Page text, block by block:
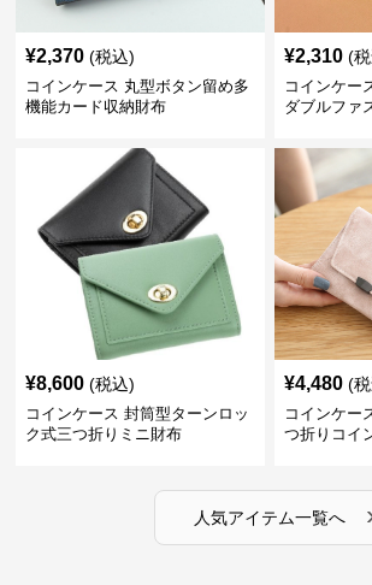
¥2,370 (税込)
コインケース 丸型ボタン留め多
機能カード収納財布
¥2,310 (
コインケー
ダブルファ
¥8,600 (税込)
コインケース 封筒型ターンロッ
ク式三つ折りミニ財布
¥4,480 (
コインケー
つ折りコイ
人気アイテム一覧へ